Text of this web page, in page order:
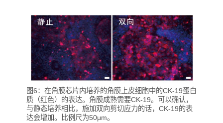
图6：在角膜芯片内培养的角膜上皮细胞中的CK-19蛋白
质（红色）的表达。角膜成熟需要CK-19。可以确认，
与静态培养相比，施加双向剪切应力的话，CK-19的表
达会增加。比例尺为50μm。